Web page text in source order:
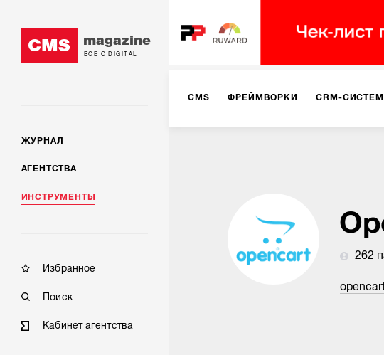
CMS magazine
ВСЕ О DIGITAL
ЖУРНАЛ
АГЕНТСТВА
ИНСТРУМЕНТЫ
Избранное
Поиск
Кабинет агентства
CMS ФРЕЙМВОРКИ CRM-
262